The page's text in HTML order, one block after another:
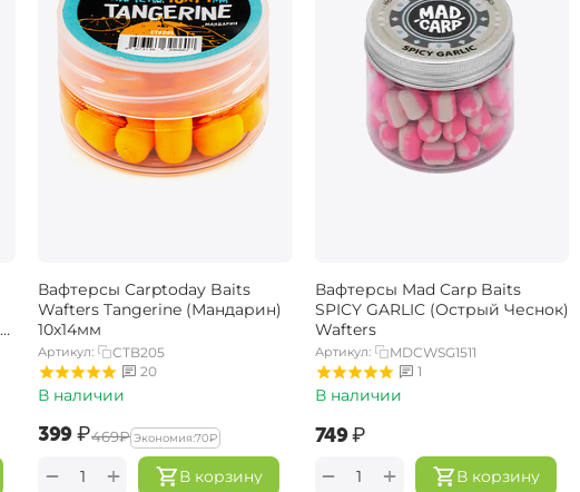
Вафтерсы Carptoday Baits
Wafters Tangerine (Мандарин)
10х14мм
Артикул:
CTB205
20
В наличии
‍399‍₽‍469‍₽ Экономия:‍70‍₽
В корзину
+
−
Вафтерсы Mad Carp Baits
SPICY GARLIC (Острый Чеснок)
Wafters
Артикул:
MDCWSG1511
1
В наличии
‍749‍₽
В корзину
+
−